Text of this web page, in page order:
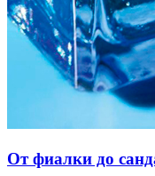
От фиалки до